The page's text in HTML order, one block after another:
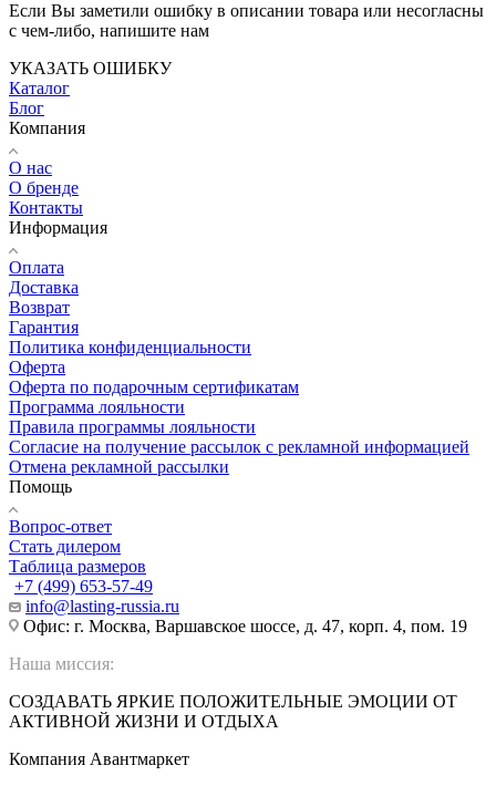
Если Вы заметили ошибку в описании товара или несогласны
с чем-либо, напишите нам
УКАЗАТЬ ОШИБКУ
Каталог
Блог
Компания
О нас
О бренде
Контакты
Информация
Оплата
Доставка
Возврат
Гарантия
Политика конфиденциальности
Оферта
Оферта по подарочным сертификатам
Программа лояльности
Правила программы лояльности
Согласие на получение рассылок с рекламной информацией
Отмена рекламной рассылки
Помощь
Вопрос-ответ
Стать дилером
Таблица размеров
+7 (499) 653-57-49
info@lasting-russia.ru
Офис: г. Москва, Варшавское шоссе, д. 47, корп. 4, пом. 19
Наша миссия:
СОЗДАВАТЬ ЯРКИЕ ПОЛОЖИТЕЛЬНЫЕ ЭМОЦИИ ОТ
АКТИВНОЙ ЖИЗНИ И ОТДЫХА
Компания Авантмаркет